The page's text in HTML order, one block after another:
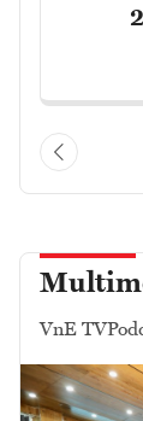
VnE TV